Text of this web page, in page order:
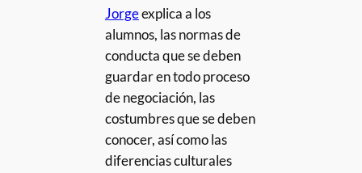
Jorgeexplica a los
alumnos, las normas de
conducta que se deben
guardar en todo proceso
de negociación, las
costumbres que se deben
conocer, así como las
diferencias culturales